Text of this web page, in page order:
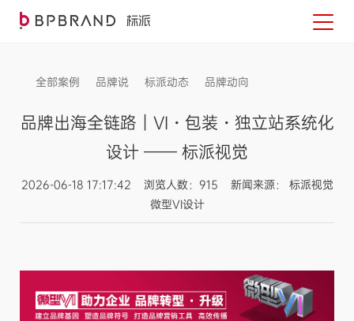
全部案例 品牌说 标派动态 品牌动向
品牌出海全链路｜VI・包装・独立站系统化
设计 —— 标派视觉
2026-06-18 17:17:42 浏览人数：915 新闻来源： 标派视觉
微型VI设计